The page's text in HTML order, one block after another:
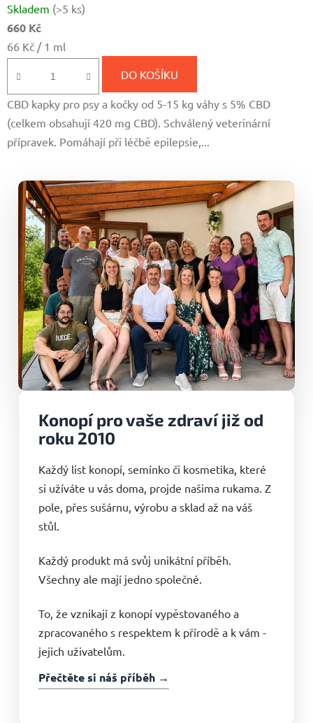
hodnocení
produktu
je
5,0
z
5
hvězdiček.
Skladem (>5 ks)
660 Kč
Měrná
66 Kč / 1 ml
DO KOŠÍKU
CBD kapky pro psy a kočky od 5-15 kg váhy s 5% CBD
(celkem obsahují 420 mg CBD). Schválený veterinární
přípravek. Pomáhají při léčbě epilepsie,...
Konopí pro vaše zdraví již od
roku 2010
Každý list konopí, semínko či kosmetika, které
si užíváte u vás doma, projde našima rukama. Z
pole, přes sušárnu, výrobu a sklad až na váš
stůl.
Každý produkt má svůj unikátní příběh.
Všechny ale mají jedno společné.
To, že vznikají z konopí vypěstovaného a
zpracovaného s respektem k přírodě a k vám -
jejich uživatelům.
Přečtěte si náš příběh →